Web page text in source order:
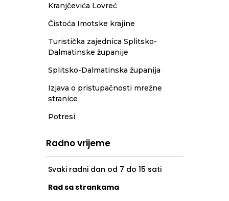
Kranjčevića Lovreć
Čistoća Imotske krajine
Turistička zajednica Splitsko-
Dalmatinske županije
Splitsko-Dalmatinska županija
Izjava o pristupačnosti mrežne
stranice
Potresi
Radno vrijeme
Svaki radni dan od 7 do 15 sati
Rad sa strankama